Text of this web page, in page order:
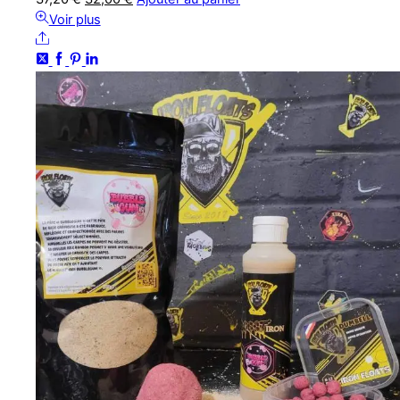
prix
était :
37,20 €.
32,00 €.
Voir plus
Share